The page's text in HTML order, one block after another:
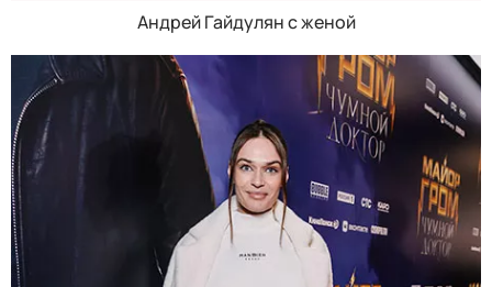
Андрей Гайдулян с женой